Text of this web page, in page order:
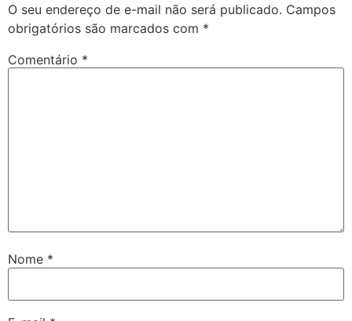
O seu endereço de e-mail não será publicado. Campos
obrigatórios são marcados com *
Comentário *
Nome *